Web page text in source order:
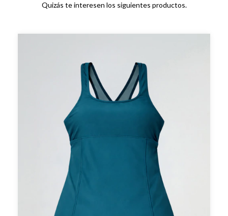
Quizás te interesen los siguientes productos.